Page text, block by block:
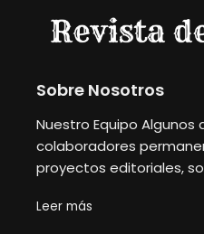
Sobre Nosotros
Nuestro Equipo Algunos
colaboradores
proyectos editoriales,
Leer más